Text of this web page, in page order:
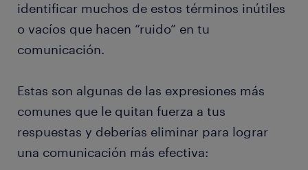
identificar muchos de estos términos inútiles
o vacíos que hacen “ruido” en tu
comunicación.
Estas son algunas de las expresiones más
comunes que le quitan fuerza a tus
respuestas y deberías eliminar para lograr
una comunicación más efectiva: